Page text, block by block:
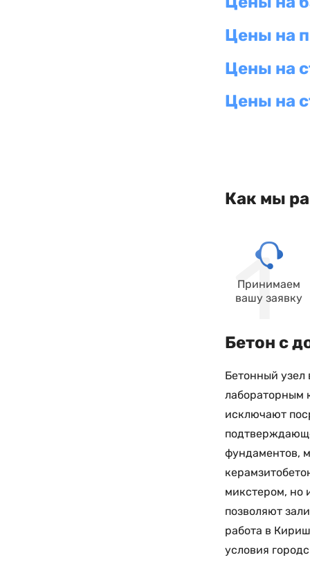
Цены на
Цены на
Цены на
Как мы
Принимаем
вашу заявку
Бетон с
Бетонный узел
лабораторным
исключают
фундаментов,
микстером, но
позволяют
работа в
условия